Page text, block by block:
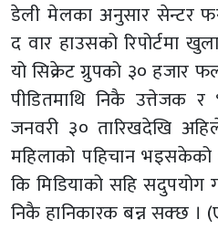
डेली मेलका अनुसार सेन्टर फर
द वार हाउसको रिपोर्टमा
यो सिक्रेट ग्रुपको ३० हजार
पीडितमाथि निकै उत्तेजक
जनवरी ३० तारिखदेखि
महिलाको पहिचान
कि मिडियाको सहि
निकै हानिकारक बन्न सक्छ ।